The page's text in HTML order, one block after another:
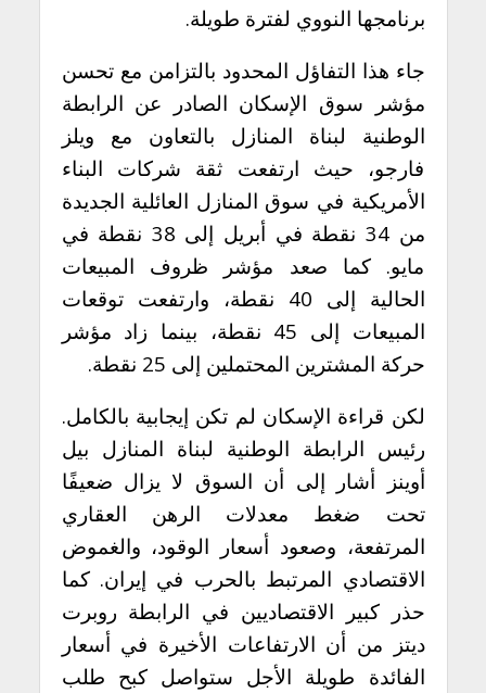
برنامجها النووي لفترة طويلة.
جاء هذا التفاؤل المحدود بالتزامن مع تحسن
مؤشر سوق الإسكان الصادر عن الرابطة
الوطنية لبناة المنازل بالتعاون مع ويلز
فارجو، حيث ارتفعت ثقة شركات البناء
الأمريكية في سوق المنازل العائلية الجديدة
من 34 نقطة في أبريل إلى 38 نقطة في
مايو. كما صعد مؤشر ظروف المبيعات
الحالية إلى 40 نقطة، وارتفعت توقعات
المبيعات إلى 45 نقطة، بينما زاد مؤشر
حركة المشترين المحتملين إلى 25 نقطة.
لكن قراءة الإسكان لم تكن إيجابية بالكامل.
رئيس الرابطة الوطنية لبناة المنازل بيل
أوينز أشار إلى أن السوق لا يزال ضعيفًا
تحت ضغط معدلات الرهن العقاري
المرتفعة، وصعود أسعار الوقود، والغموض
الاقتصادي المرتبط بالحرب في إيران. كما
حذر كبير الاقتصاديين في الرابطة روبرت
ديتز من أن الارتفاعات الأخيرة في أسعار
الفائدة طويلة الأجل ستواصل كبح طلب